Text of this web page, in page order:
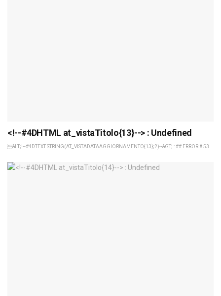
<!--#4DHTML at_vistaTitolo{13}--> : Undefined
&LT;!--#4DTEXT STRING(AT_VISTADATAAGGIORNAMENTO{13};2)--&GT; : ## ERROR # 53